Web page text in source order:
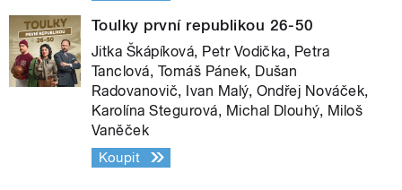
Toulky první republikou 26-50
Jitka Škápíková, Petr Vodička, Petra
Tanclová, Tomáš Pánek, Dušan
Radovanovič, Ivan Malý, Ondřej Nováček,
Karolína Stegurová, Michal Dlouhý, Miloš
Vaněček
Koupit